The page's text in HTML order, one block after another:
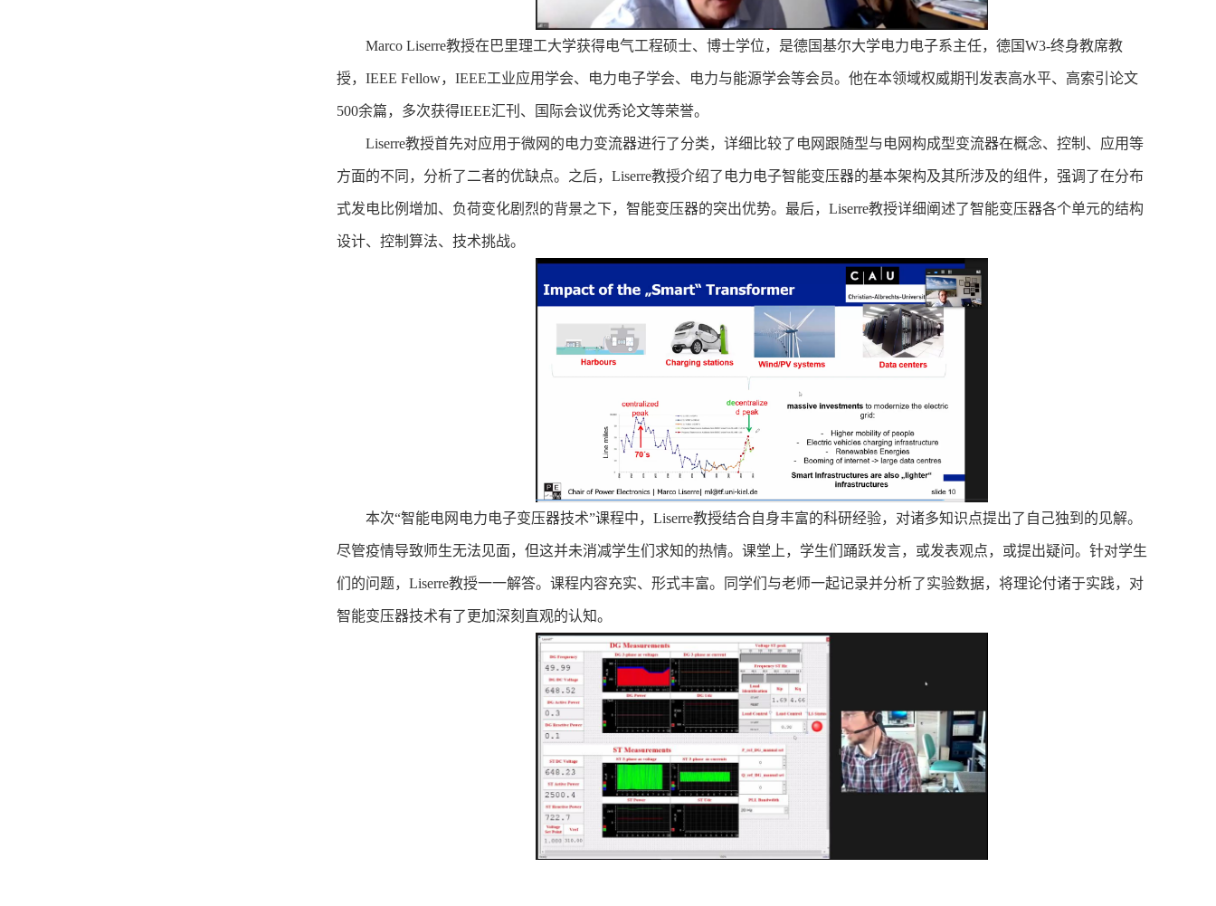
Marco Liserre教授在巴里理工大学获得电气工程硕士、博士学位，是德国基尔大学电力电子系主任，德国W3-终身教席教
授， IEEE Fellow， IEEE工业应用学会、电力电子学会、电力与能源学会等会员。他在本领域权威期刊发表高水平、高索引论文
500余篇，多次获得IEEE汇刊、国际会议优秀论文等荣誉。
Liserre教授首先对应用于微网的电力变流器进行了分类，详细比较了电网跟随型与电网构成型变流器在概念、控制、应用等
方面的不同，分析了二者的优缺点。之后， Liserre教授介绍了电力电子智能变压器的基本架构及其所涉及的组件，强调了在分布
式发电比例增加、负荷变化剧烈的背景之下，智能变压器的突出优势。最后， Liserre教授详细阐述了智能变压器各个单元的结构
设计、控制算法、技术挑战。
本次“智能电网电力电子变压器技术”课程中， Liserre教授结合自身丰富的科研经验，对诸多知识点提出了自己独到的见解。
尽管疫情导致师生无法见面，但这并未消减学生们求知的热情。课堂上，学生们踊跃发言，或发表观点，或提出疑问。针对学生
们的问题， Liserre教授一一解答。课程内容充实、形式丰富。同学们与老师一起记录并分析了实验数据，将理论付诸于实践，对
智能变压器技术有了更加深刻直观的认知。